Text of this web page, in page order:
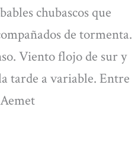
chubascos que
de tormenta.
Viento flojo de sur y
tarde a variable. Entre